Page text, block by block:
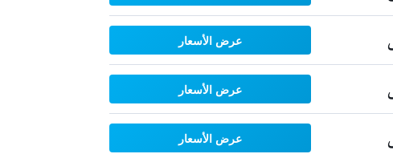
عرض الأسعار
عرض الأسعار
عرض الأسعار